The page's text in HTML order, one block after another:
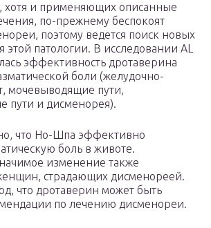
хотя и применяющих описанные
по-прежнему беспокоят
поэтому ведется поиск новых
этой патологии. В исследовании AL
эффективность дротаверина
боли (желудочно-
мочевыводящие пути,
пути и дисменорея).
что Но-Шпа эффективно
боль в животе.
изменение также
страдающих дисменореей.
что дротаверин может быть
по лечению дисменореи.